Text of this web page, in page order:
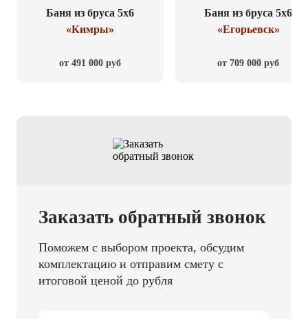
Баня из бруса 5x6
«Кимры»
от 491 000 руб
Баня из бруса 5x6
«Егорьевск»
от 709 000 руб
Заказать обратный звонок
Поможем с выбором проекта, обсудим
комплектацию и отправим смету с
итоговой ценой до рубля